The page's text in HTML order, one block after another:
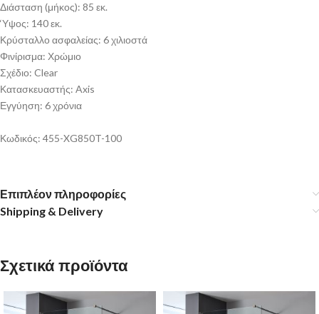
Διάσταση (μήκος): 85 εκ.
‘Υψος: 140 εκ.
Κρύσταλλο ασφαλείας: 6 χιλιοστά
Φινίρισμα: Χρώμιο
Σχέδιο: Clear
Κατασκευαστής: Axis
Εγγύηση: 6 χρόνια
Κωδικός: 455-XG850T-100
Επιπλέον πληροφορίες
Shipping & Delivery
Σχετικά προϊόντα